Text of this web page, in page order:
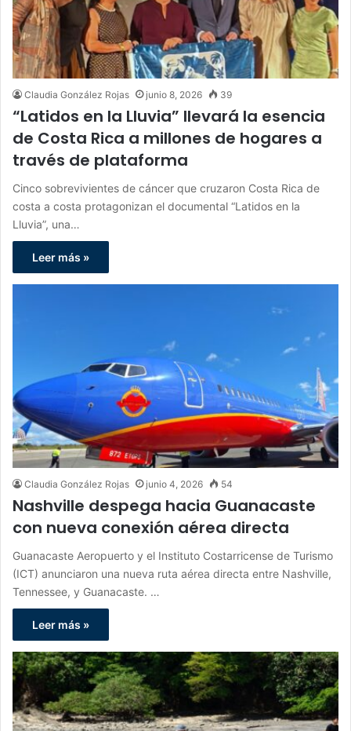
Claudia González Rojas junio 8, 2026 39
“Latidos en la Lluvia” llevará la esencia
de Costa Rica a millones de hogares a
través de plataforma
Cinco sobrevivientes de cáncer que cruzaron Costa Rica de
costa a costa protagonizan el documental “Latidos en la
Lluvia”, una…
Leer más »
Claudia González Rojas junio 4, 2026 54
Nashville despega hacia Guanacaste
con nueva conexión aérea directa
Guanacaste Aeropuerto y el Instituto Costarricense de Turismo
(ICT) anunciaron una nueva ruta aérea directa entre Nashville,
Tennessee, y Guanacaste. …
Leer más »